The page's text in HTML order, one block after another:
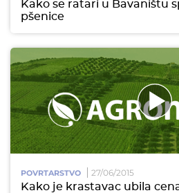
Kako se ratari u Bavaništu
pšenice
POVRTARSTVO 27/06/2015
Kako je krastavac ubila